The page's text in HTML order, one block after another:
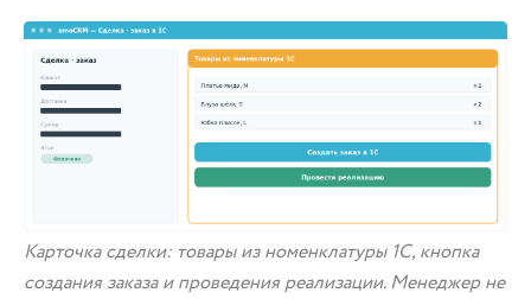
Карточка сделки: товары из номенклатуры 1С, кнопка
создания заказа и проведения реализации. Менеджер не